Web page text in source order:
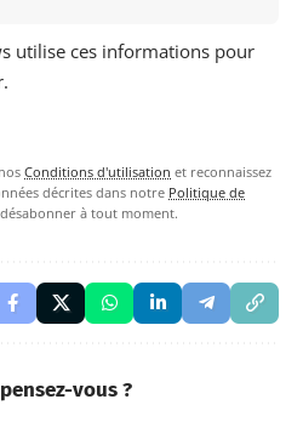
utilise ces informations pour
Conditions d'utilisation et reconnaissez
décrites dans notre Politique de
à tout moment.
vous ?